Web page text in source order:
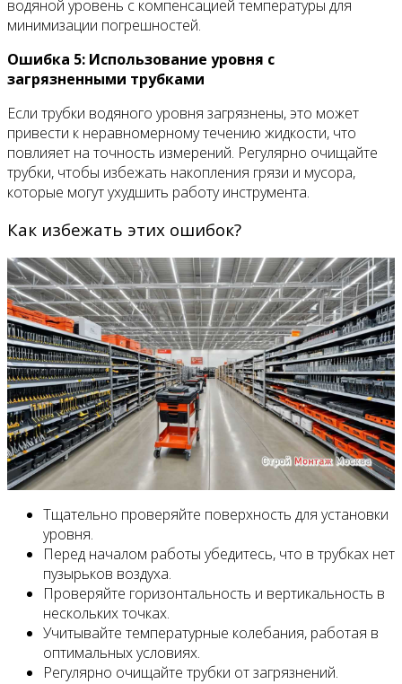
водяной уровень с компенсацией температуры для
минимизации погрешностей.
Ошибка 5: Использование уровня с
загрязненными трубками
Если трубки водяного уровня загрязнены, это может
привести к неравномерному течению жидкости, что
повлияет на точность измерений. Регулярно очищайте
трубки, чтобы избежать накопления грязи и мусора,
которые могут ухудшить работу инструмента.
Как избежать этих ошибок?
Тщательно проверяйте поверхность для установки
уровня.
Перед началом работы убедитесь, что в трубках нет
пузырьков воздуха.
Проверяйте горизонтальность и вертикальность в
нескольких точках.
Учитывайте температурные колебания, работая в
оптимальных условиях.
Регулярно очищайте трубки от загрязнений.